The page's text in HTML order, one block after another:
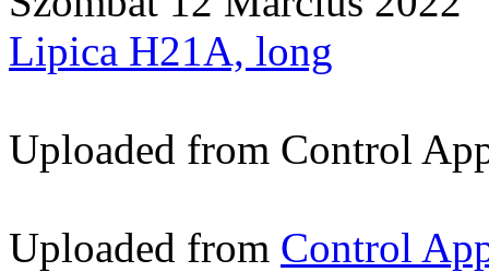
Lipica H21A, long
Uploaded from Control
Uploaded from Control